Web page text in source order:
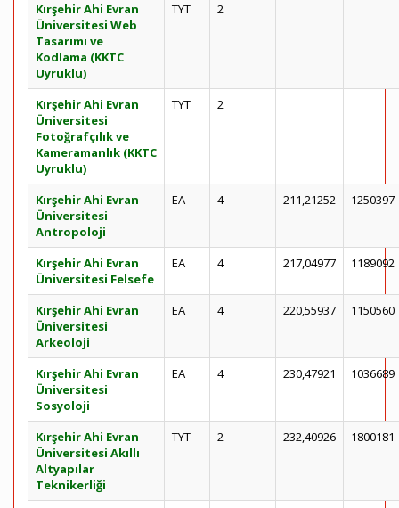
Kırşehir Ahi Evran
Üniversitesi Web
Tasarımı ve
Kodlama (KKTC
Uyruklu)
TYT 2
Kırşehir Ahi Evran
Üniversitesi
Fotoğrafçılık ve
Kameramanlık (KKTC
Uyruklu)
TYT 2
Kırşehir Ahi Evran
Üniversitesi
Antropoloji
EA 4 211,21252 1250397
Kırşehir Ahi Evran
Üniversitesi Felsefe
EA 4 217,04977 1189092
Kırşehir Ahi Evran
Üniversitesi
Arkeoloji
EA 4 220,55937 1150560
Kırşehir Ahi Evran
Üniversitesi
Sosyoloji
EA 4 230,47921 1036689
Kırşehir Ahi Evran
Üniversitesi Akıllı
Altyapılar
Teknikerliği
TYT 2 232,40926 1800181